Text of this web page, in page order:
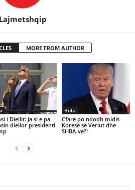
Lajmetshqip
MORE FROM AUTHOR
i Diellit: Ja si e pa
diellor presidenti
Bota
Cfarë po ndodh midis
Koresë së Veriut dhe
SHBA-ve?!